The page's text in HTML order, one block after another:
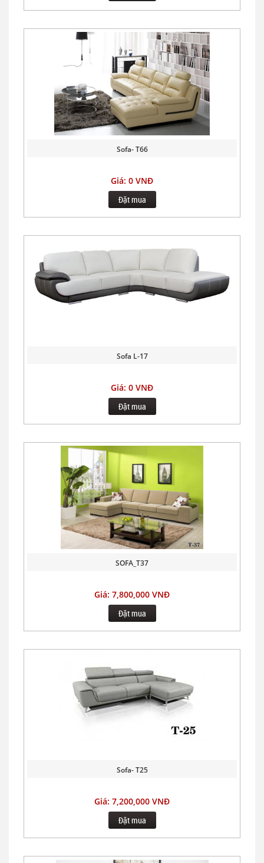
Sofa- T66
Giá: 0 VNĐ
Đặt mua
Sofa L-17
Giá: 0 VNĐ
Đặt mua
SOFA_T37
Giá: 7,800,000 VNĐ
Đặt mua
Sofa- T25
Giá: 7,200,000 VNĐ
Đặt mua